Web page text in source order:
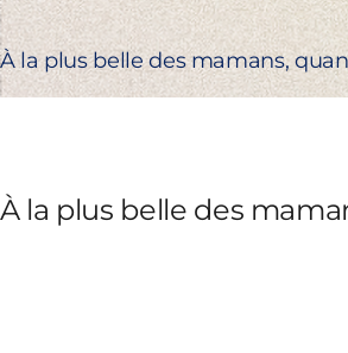
À la plus belle des mamans,
À la plus belle des